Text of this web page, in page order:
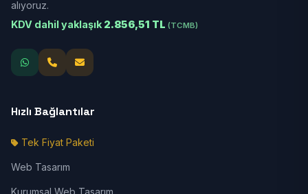
alıyoruz.
KDV dahil yaklaşık 2.856,51 TL (TCMB)
Hızlı Bağlantılar
Tek Fiyat Paketi
Web Tasarım